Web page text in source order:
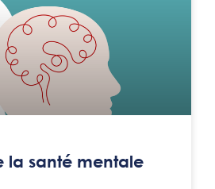
la santé mentale